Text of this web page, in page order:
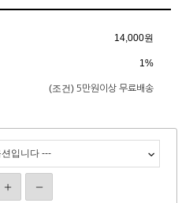
14,000원
1%
(조건) 5만원이상 무료배송